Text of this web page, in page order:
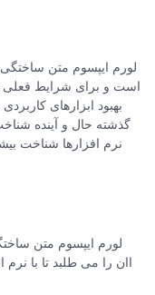
لورم ایپسوم متن
است و برای شرایط فعلی
بهبود ابزارهای
گذشته حال و آینده
نرم افزارها شناخت
لورم ایپسوم متن
اان را می طلبد تا با